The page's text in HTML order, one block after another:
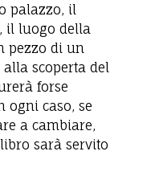
palazzo, il
il luogo della
pezzo di un
alla scoperta del
forse
ogni caso, se
a cambiare,
sarà servito